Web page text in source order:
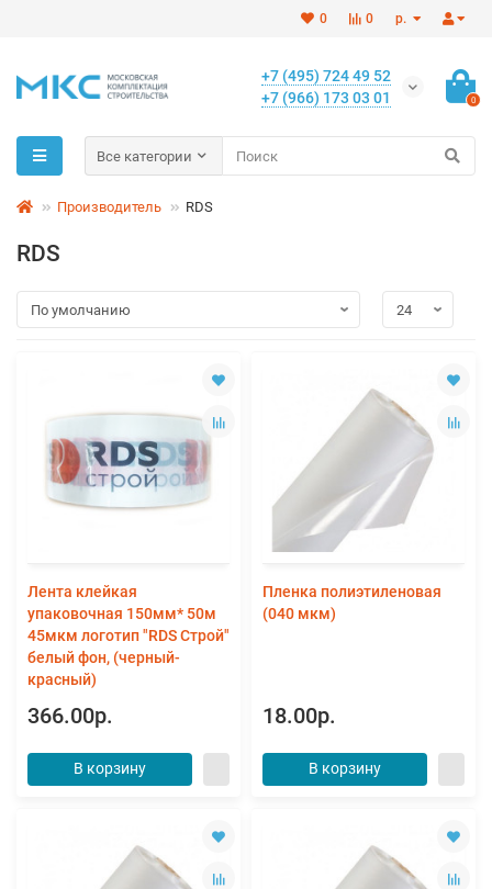
р.
0
0
+7 (495) 724 49 52
+7 (966) 173 03 01
0
Все категории
Производитель RDS
RDS
Лента клейкая
упаковочная 150мм* 50м
45мкм логотип "RDS Строй"
белый фон, (черный-
красный)
366.00р.
В корзину
Пленка полиэтиленовая
(040 мкм)
18.00р.
В корзину